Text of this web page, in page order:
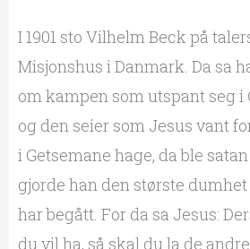
I 1901 sto Vilhelm Beck på
Misjonshus i Danmark. Da sa
om kampen som utspant seg i
og den seier som Jesus vant
i Getsemane hage, da ble
gjorde han den største
har begått. For da sa Jesus:
du vil ha, så skal du la de